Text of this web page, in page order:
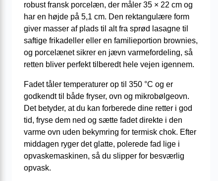
robust fransk porcelæn, der måler 35 × 22 cm og
har en højde på 5,1 cm. Den rektangulære form
giver masser af plads til alt fra sprød lasagne til
saftige frikadeller eller en familieportion brownies,
og porcelænet sikrer en jævn varmefordeling, så
retten bliver perfekt tilberedt hele vejen igennem.
Fadet tåler temperaturer op til 350 °C og er
godkendt til både fryser, ovn og mikrobølgeovn.
Det betyder, at du kan forberede dine retter i god
tid, fryse dem ned og sætte fadet direkte i den
varme ovn uden bekymring for termisk chok. Efter
middagen ryger det glatte, polerede fad lige i
opvaskemaskinen, så du slipper for besværlig
opvask.